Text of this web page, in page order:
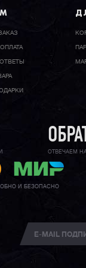
ОТВЕЧАЕМ
И БЕЗОПАСНО